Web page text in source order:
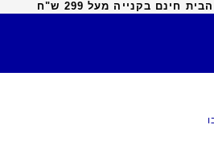
חינם בקנייה מעל 299 ש"ח